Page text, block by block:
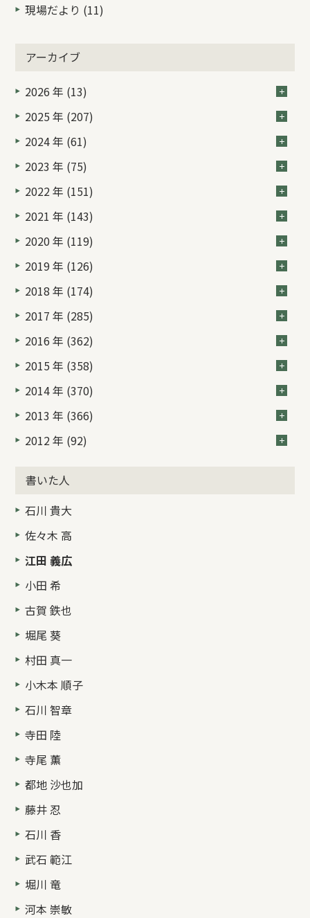
現場だより (11)
アーカイブ
2026 年 (13)
2025 年 (207)
2024 年 (61)
2023 年 (75)
2022 年 (151)
2021 年 (143)
2020 年 (119)
2019 年 (126)
2018 年 (174)
2017 年 (285)
2016 年 (362)
2015 年 (358)
2014 年 (370)
2013 年 (366)
2012 年 (92)
書いた人
石川 貴大
佐々木 高
江田 義広
小田 希
古賀 鉄也
堀尾 葵
村田 真一
小木本 順子
石川 智章
寺田 陸
寺尾 薫
都地 沙也加
藤井 忍
石川 香
武石 範江
堀川 竜
河本 崇敏